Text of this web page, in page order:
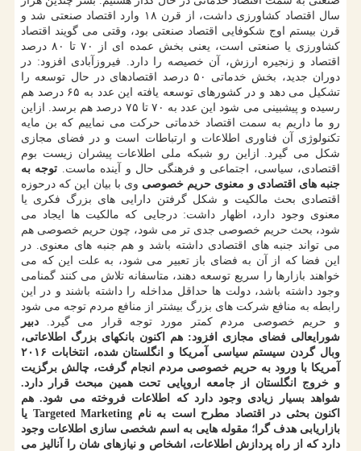
سال اقتصاد كشاورزی داشت، از قرن ۱۸ وارد اقتصاد صنعتی شد و
قرن بیستم اوج شكوفایی اقتصاد صنعتی بود، وقتی می گویند اقتصاد
كشاورزی یا صنعتی است، یعنی بخش عمده ای از ۷۰ تا ۸۰ درصد
اقتصاد و زنجیره ارزش، آن خصیصه را دارد. فیروزآبادی افزود: در
دوران جدید، بخش خدماتی ۵۰ درصد اقتصادهای در حال توسعه را
تشكیل می دهد و در كشورهای توسعه یافته این عدد به ۶۵ درصد هم
رسیده و پیشبینی می شود این عدد به ۷۰ تا ۷۵ درصد هم برسد. ازاین
رو ما داریم به سمت اقتصاد خدماتی حركت می نماییم كه بن مایه
تكنولوژی آن فناوری اطلاعات و ارتباطات است و در فضای مجازی
شكل می گیرد. ازاین رو شبكه ملی اطلاعات پیشران زیست بوم
اقتصادی، سیاسی، اجتماعی و فرهنگی حال و آینده ماست. توجه به
جنبه های اقتصادی و معنوی حریم خصوصی وی با بیان این كه درحوزه
اقتصادی بحث مالكیت و شكل گرفتن دارایی های بزرگ فكری یا
معنوی وجود دارد، اظهار داشت: درجایی كه مالكیت ها ایجاد می
شود، بحث حریم خصوصی جدی تر می شود، چون حریم خصوصی هم
می تواند جنبه های اقتصادی داشته باشد و هم جنبه های معنوی. در
این فضا كه از آن به فضای باز تعبیر می شود، به علت این كه می
خواهند بازارها را سریع توسعه دهند، متاسفانه تلاش می كنند گمنامی
وجود داشته باشد، دولت ها حداقل مداخله را داشته باشند و در این
رابطه به منافع شركت های بزرگ بیشتر از منافع مردم توجه می شود
و حریم خصوصی مردم كمتر مورد توجه قرار می گیرد. دبیر
شورایعالی فضای مجازی افزود: هم اكنون بانكهای بزرگ اطلاعاتی،
وبال گردن سیستم سیاسی آمریكا و انگلستان شده، انتخابات ۲۰۱۶
آمریكا با ورود به حریم خصوصی مردم انجام گرفت، چالش برگزیت
و خروج انگلستان از جامعه اروپایی تحت همین مبحث قرار دارد.
شواهد بسیار زیادی وجود دارد كه اطلاعات فروخته می شود. هم
اكنون بحثی در اقتصاد مطرح است به نام Targeted Marketing یا
بازاریابی هدف گرا؛ مقوله هایی به اسم شخصی سازی اطلاعات وجود
دارد كه از راه پردازش اطلاعات، اشخاص و نیازهای شان را آنالیز می